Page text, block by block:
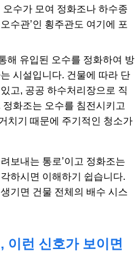
수가 모여 정화조나 하수종
수관’인 횡주관도 여기에 포
해 유입된 오수를 정화하여 방
시설입니다. 건물에 따라 단
고, 공공 하수처리장으로 직
화조는 오수를 침전시키고
치기 때문에 주기적인 청소가
보내는 통로’이고 정화조는
하시면 이해하기 쉽습니다.
기면 건물 전체의 배수 시스
이런 신호가 보이면